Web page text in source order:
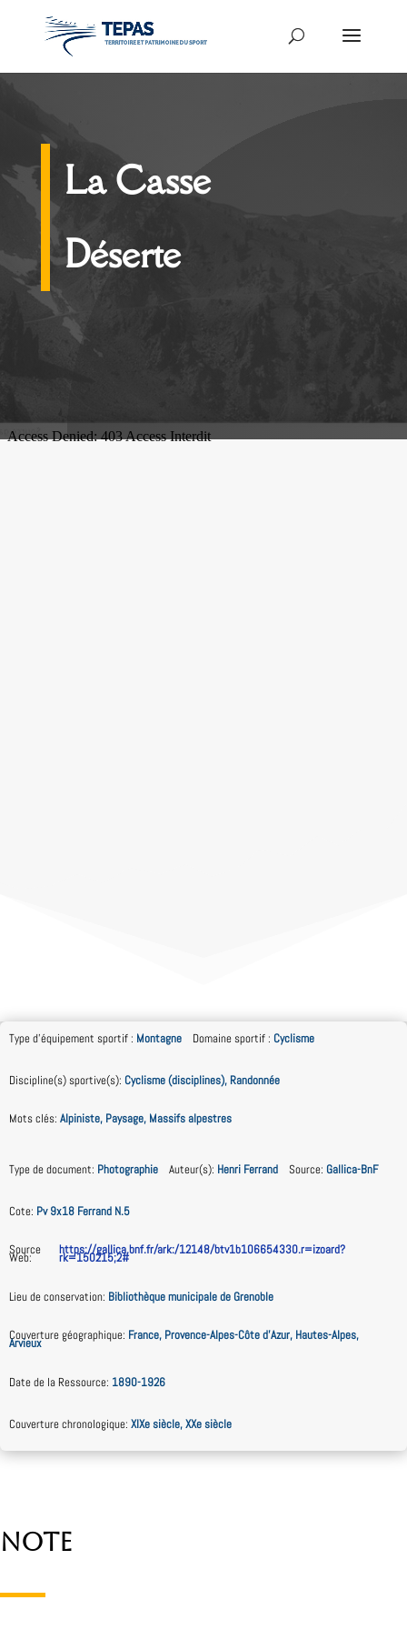
La Casse
Déserte
Type d'équipement sportif : Montagne Domaine sportif : Cyclisme
Discipline(s) sportive(s): Cyclisme (disciplines), Randonnée
Mots clés: Alpiniste, Paysage, Massifs alpestres
Type de document: Photographie Auteur(s): Henri Ferrand Source: Gallica-BnF
Cote: Pv 9x18 Ferrand N.5
Source
Web:
https://gallica.bnf.fr/ark:/12148/btv1b106654330.r=izoard?
rk=150215;2#
Lieu de conservation: Bibliothèque municipale de Grenoble
Couverture géographique: France, Provence-Alpes-Côte d’Azur, Hautes-Alpes,
Arvieux
Date de la Ressource: 1890-1926
Couverture chronologique: XIXe siècle, XXe siècle
Note